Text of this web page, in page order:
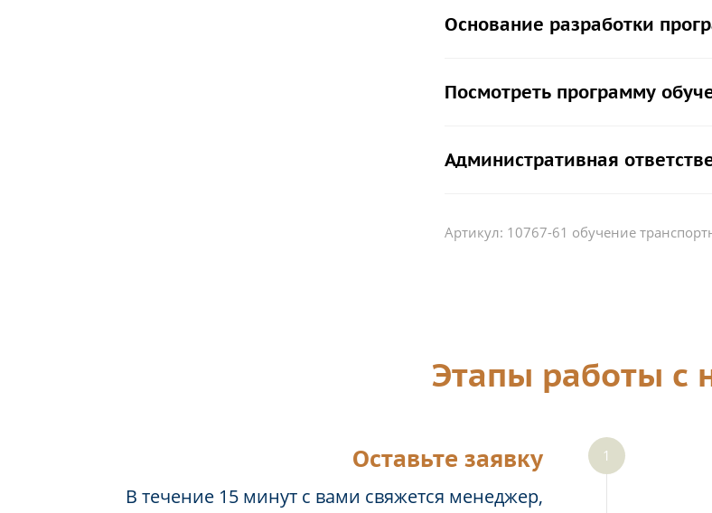
Основание разработки
Посмотреть программу
Административная
Артикул: 10767-61 обучение
Этапы работы с
Оставьте заявку
В течение 15 минут с вами свяжется менеджер,